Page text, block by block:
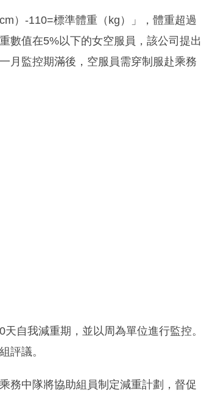
）-110=標準體重（kg）」，體重超過
數值在5%以下的女空服員，該公司提出
月監控期滿後，空服員需穿制服赴乘務
自我減重期，並以周為單位進行監控。
評議。
務中隊將協助組員制定減重計劃，督促